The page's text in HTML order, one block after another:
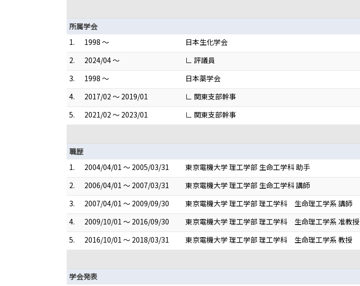
所属学会
1.
1998 ～
日本生化学会
2.
2024/04 ～
∟ 評議員
3.
1998 ～
日本薬学会
4.
2017/02 ～ 2019/01
∟ 関東支部幹事
5.
2021/02 ～ 2023/01
∟ 関東支部幹事
職歴
1.
2004/04/01 ～ 2005/03/31
東京電機大学 理工学部 生命工学科 助手
2.
2006/04/01 ～ 2007/03/31
東京電機大学 理工学部 生命工学科 講師
3.
2007/04/01 ～ 2009/09/30
東京電機大学 理工学部 理工学科 生命理工学系 講師
4.
2009/10/01 ～ 2016/09/30
東京電機大学 理工学部 理工学科 生命理工学系 准教授
5.
2016/10/01 ～ 2018/03/31
東京電機大学 理工学部 理工学科 生命理工学系 教授
学会発表